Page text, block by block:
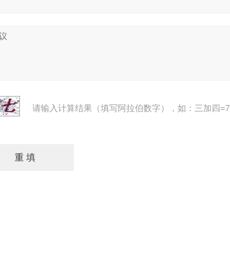
请输入计算结果（填写阿拉伯数字），如：三加四=7